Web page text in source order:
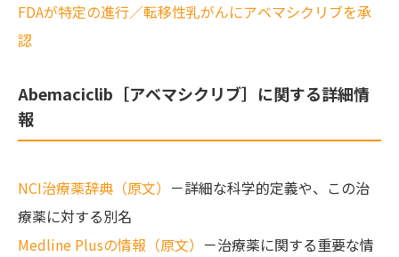
FDAが特定の進行／転移性乳がんにアベマシクリブを承
認
Abemaciclib［アベマシクリブ］ に関する詳細情
報
NCI治療薬辞典（原文） －詳細な科学的定義や、この治
療薬に対する別名
Medline Plusの情報（原文） －治療薬に関する重要な情